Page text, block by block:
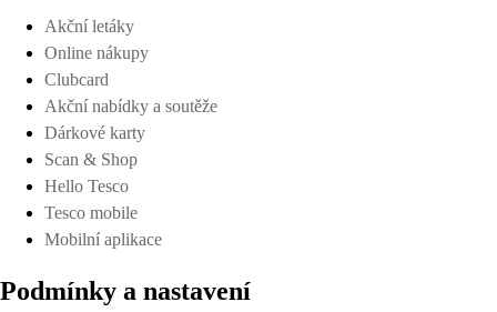
Akční letáky
Online nákupy
Clubcard
Akční nabídky a soutěže
Dárkové karty
Scan & Shop
Hello Tesco
Tesco mobile
Mobilní aplikace
Podmínky a nastavení